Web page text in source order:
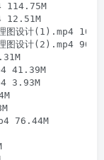
114.75M
12.51M
图设计(1).mp4
图设计(2).mp4
41.39M
3.93M
76.44M